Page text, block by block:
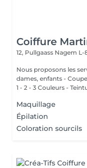
Coiffure
12, Pullgaass Nagem L-
Nous proposons les services
dames, enfants - Coupe -
1 - 2 - 3 Couleurs -
Maquillage
Épilation
Coloration sourcils